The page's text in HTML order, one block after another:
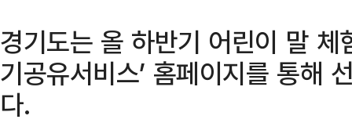
경기도는 올 하반기 어린이 말
기공유서비스’ 홈페이지를 통해
다.